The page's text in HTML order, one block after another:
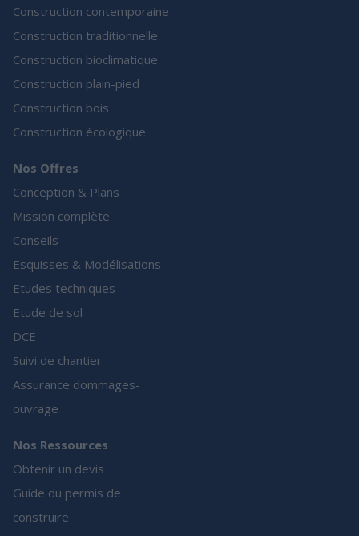
Construction contemporaine
Construction traditionnelle
Construction bioclimatique
Construction plain-pied
Construction bois
Construction écologique
Nos Offres
Conception & Plans
Mission complète
Conseils
Esquisses & Modélisations
Etudes techniques
Etude de sol
DCE
Suivi de chantier
Assurance dommages-
ouvrage
Nos Ressources
Obtenir un devis
Guide du permis de
construire